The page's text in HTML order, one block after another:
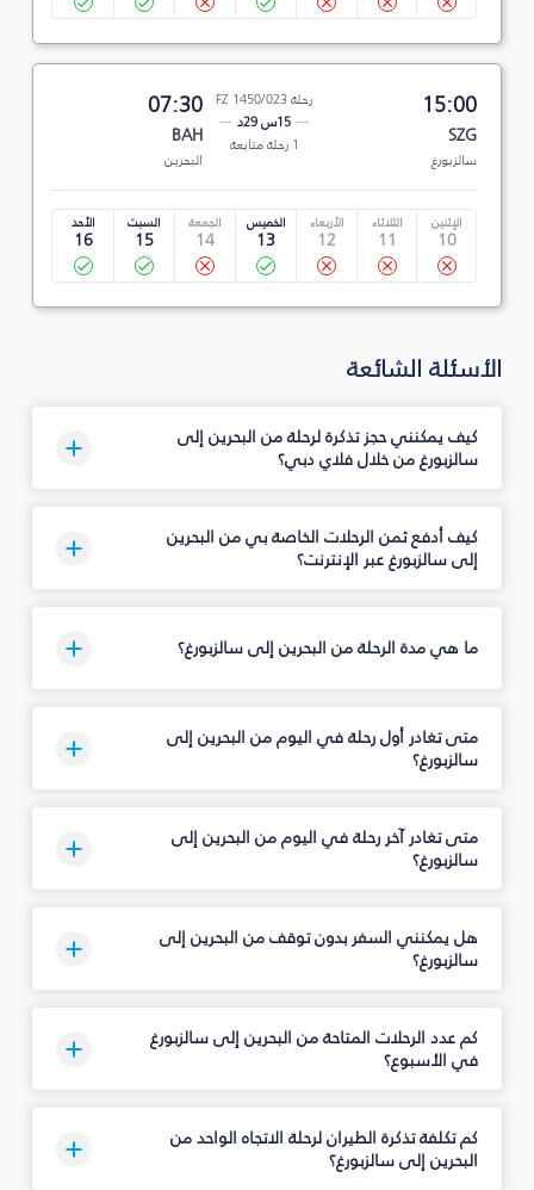
15:00
SZG
سالزبورغ
رحلة FZ 1450/023
15س 29د
1 رحلة متابعة
07:30
BAH
البحرين
الإثنين
10
الثلاثاء
11
الأربعاء
12
الخميس
13
الجمعة
14
السبت
15
الأحد
16
الأسئلة الشائعة
كيف يمكنني حجز تذكرة لرحلة من البحرين إلى
سالزبورغ من خلال فلاي دبي؟
كيف أدفع ثمن الرحلات الخاصة بي من البحرين
إلى سالزبورغ عبر الإنترنت؟
ما هي مدة الرحلة من البحرين إلى سالزبورغ؟
متى تغادر أول رحلة في اليوم من البحرين إلى
سالزبورغ؟
متى تغادر آخر رحلة في اليوم من البحرين إلى
سالزبورغ؟
هل يمكنني السفر بدون توقف من البحرين إلى
سالزبورغ؟
كم عدد الرحلات المتاحة من البحرين إلى سالزبورغ
في الأسبوع؟
كم تكلفة تذكرة الطيران لرحلة الاتجاه الواحد من
البحرين إلى سالزبورغ؟